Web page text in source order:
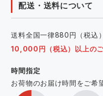
配送・送料について
送料全国一律880円（税込
10,000円（税込）以上のご
時間指定
お荷物のお届け時間をご希